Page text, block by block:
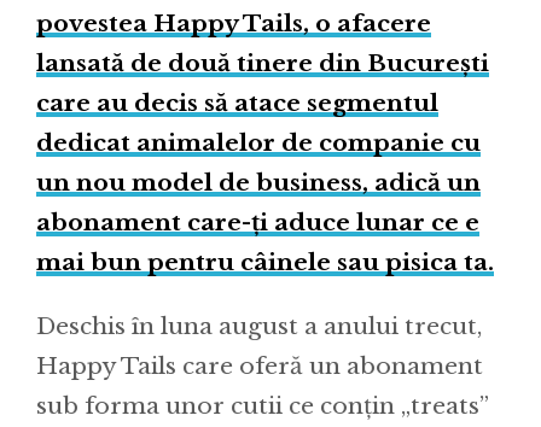
povestea Happy Tails, o afacere
lansată de două tinere din București
care au decis să atace segmentul
dedicat animalelor de companie cu
un nou model de business, adică un
abonament care-ți aduce lunar ce e
mai bun pentru câinele sau pisica ta.
Deschis în luna august a anului trecut,
Happy Tails care oferă un abonament
sub forma unor cutii ce conțin „treats”